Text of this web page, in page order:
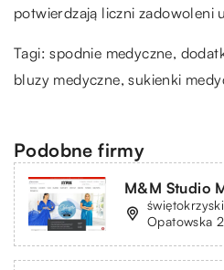
potwierdzają liczni zadowoleni
Tagi: spodnie medyczne,
bluzy medyczne, sukienki
Podobne firmy
M&M Studio
Opatowska